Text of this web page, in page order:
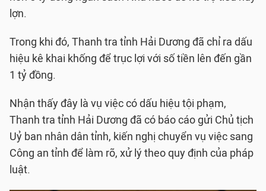
lợn.
Trong khi đó, Thanh tra tỉnh Hải Dương đã chỉ ra dấu
hiệu kê khai khống để trục lợi với số tiền lên đến gần
1 tỷ đồng.
Nhận thấy đây là vụ việc có dấu hiệu tội phạm,
Thanh tra tỉnh Hải Dương đã có báo cáo gửi Chủ tịch
Uỷ ban nhân dân tỉnh, kiến nghị chuyển vụ việc sang
Công an tỉnh để làm rõ, xử lý theo quy định của pháp
luật.